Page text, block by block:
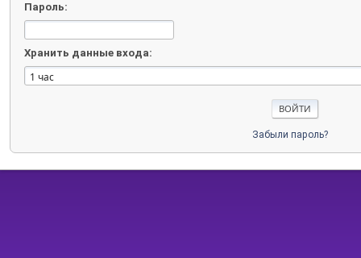
Пароль:
Хранить данные входа:
Забыли пароль?